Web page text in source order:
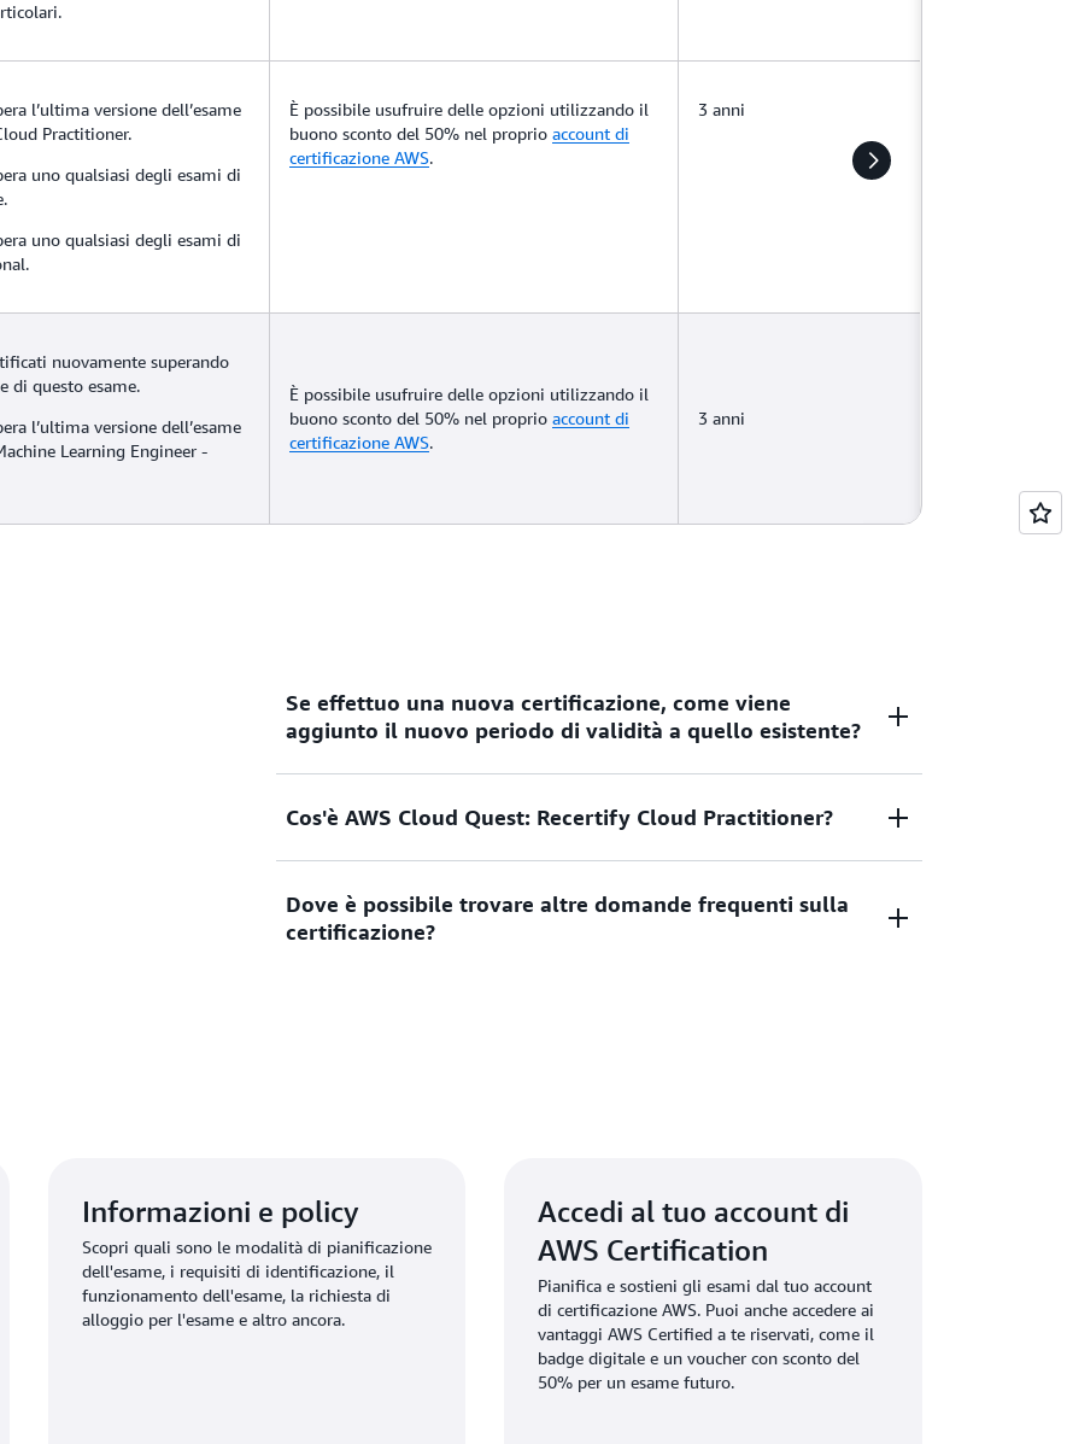
l’ultima versione dell’esame
Practitioner.
uno qualsiasi degli esami di
uno qualsiasi degli esami di
È possibile usufruire delle opzioni utilizzando il
buono sconto del 50% nel proprio account di
certificazione AWS.
3 anni
nuovamente superando
di questo esame.
l’ultima versione dell’esame
Learning Engineer -
È possibile usufruire delle opzioni utilizzando il
buono sconto del 50% nel proprio account di
certificazione AWS.
3 anni
Se effettuo una nuova certificazione, come viene
aggiunto il nuovo periodo di validità a quello esistente?
Per tutte le opzioni di ricertificazione, rinnovo e manutenzione, il
vengono aggiunti tre anni dalla data di completamento dell’esame. Allo
stesso modo, per la manutenzione, viene aggiunto un anno dalla data
Cos'è AWS Cloud Quest: Recertify Cloud Practitioner?
AWS Cloud Quest: Recertify Cloud Practitioner consente alle persone
certificate in possesso della certificazione AWS Certified Cloud
Dove è possibile trovare altre domande frequenti sulla
certificazione?
Informazioni e policy
Scopri quali sono le modalità di pianificazione
dell'esame, i requisiti di identificazione, il
funzionamento dell'esame, la richiesta di
alloggio per l'esame e altro ancora.
Accedi al tuo account di
AWS Certification
Pianifica e sostieni gli esami dal tuo account
di certificazione AWS. Puoi anche accedere ai
vantaggi AWS Certified a te riservati, come il
badge digitale e un voucher con sconto del
50% per un esame futuro.